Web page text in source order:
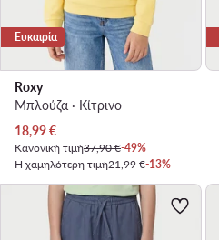
Ευκαιρία
Roxy
Μπλούζα · Κίτρινο
Τρέχουσα τιμή
18,99€
Κανονική τιμή37,90 €-49%
Η χαμηλότερη τιμή21,99 €-13%